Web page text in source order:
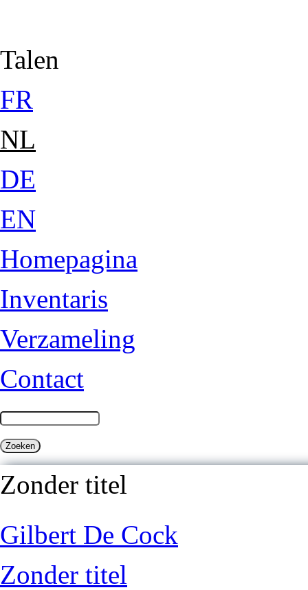
Talen
FR
NL
DE
EN
Homepagina
Inventaris
Verzameling
Contact
Zonder titel
Gilbert De Cock
Zonder titel